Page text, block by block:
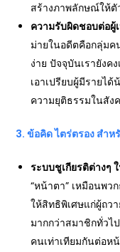
สร้างภาพลักษณ์ให้ตั
ความรับผิดชอบต่อผู้
ม่ายในอดีตคือกลุ่มค
ง่าย ปัจจุบันเรายังค
เอาเปรียบผู้มีรายไ
ความยุติธรรมในสัง
3.ข้อคิด ไตร่ตรอง สำ
ระบบชูเกียรติต่างๆ
“หน้าตา” เหมือนพ
ให้สิทธิพิเศษแก่ผู้ถว
มากกว่าสมาชิกทั่วไ
คนเท่าเทียมกันต่อห